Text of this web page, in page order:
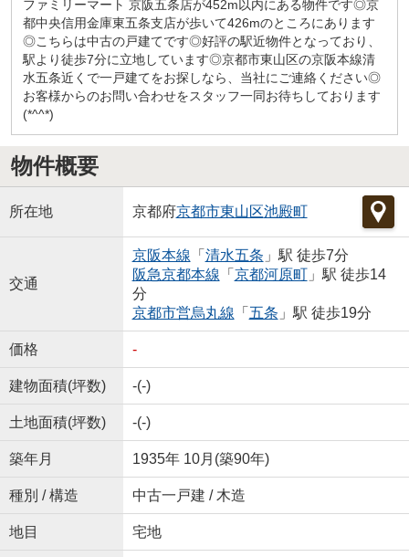
ファミリーマート 京阪五条店が452m以内にある物件です◎京
都中央信用金庫東五条支店が歩いて426mのところにあります
◎こちらは中古の戸建てです◎好評の駅近物件となっており、
駅より徒歩7分に立地しています◎京都市東山区の京阪本線清
水五条近くで一戸建てをお探しなら、当社にご連絡ください◎
お客様からのお問い合わせをスタッフ一同お待ちしております
(*^^*)
物件概要
所在地 京都府京都市東山区池殿町
交通
京阪本線 「 清水五条 」駅 徒歩7分
阪急京都本線 「 京都河原町」駅 徒歩14
分
京都市営烏丸線 「 五条 」駅 徒歩19分
価格 -
建物面積(坪数) -(-)
土地面積(坪数) -(-)
築年月 1935年 10月(築90年)
種別 / 構造 中古一戸建 / 木造
地目 宅地